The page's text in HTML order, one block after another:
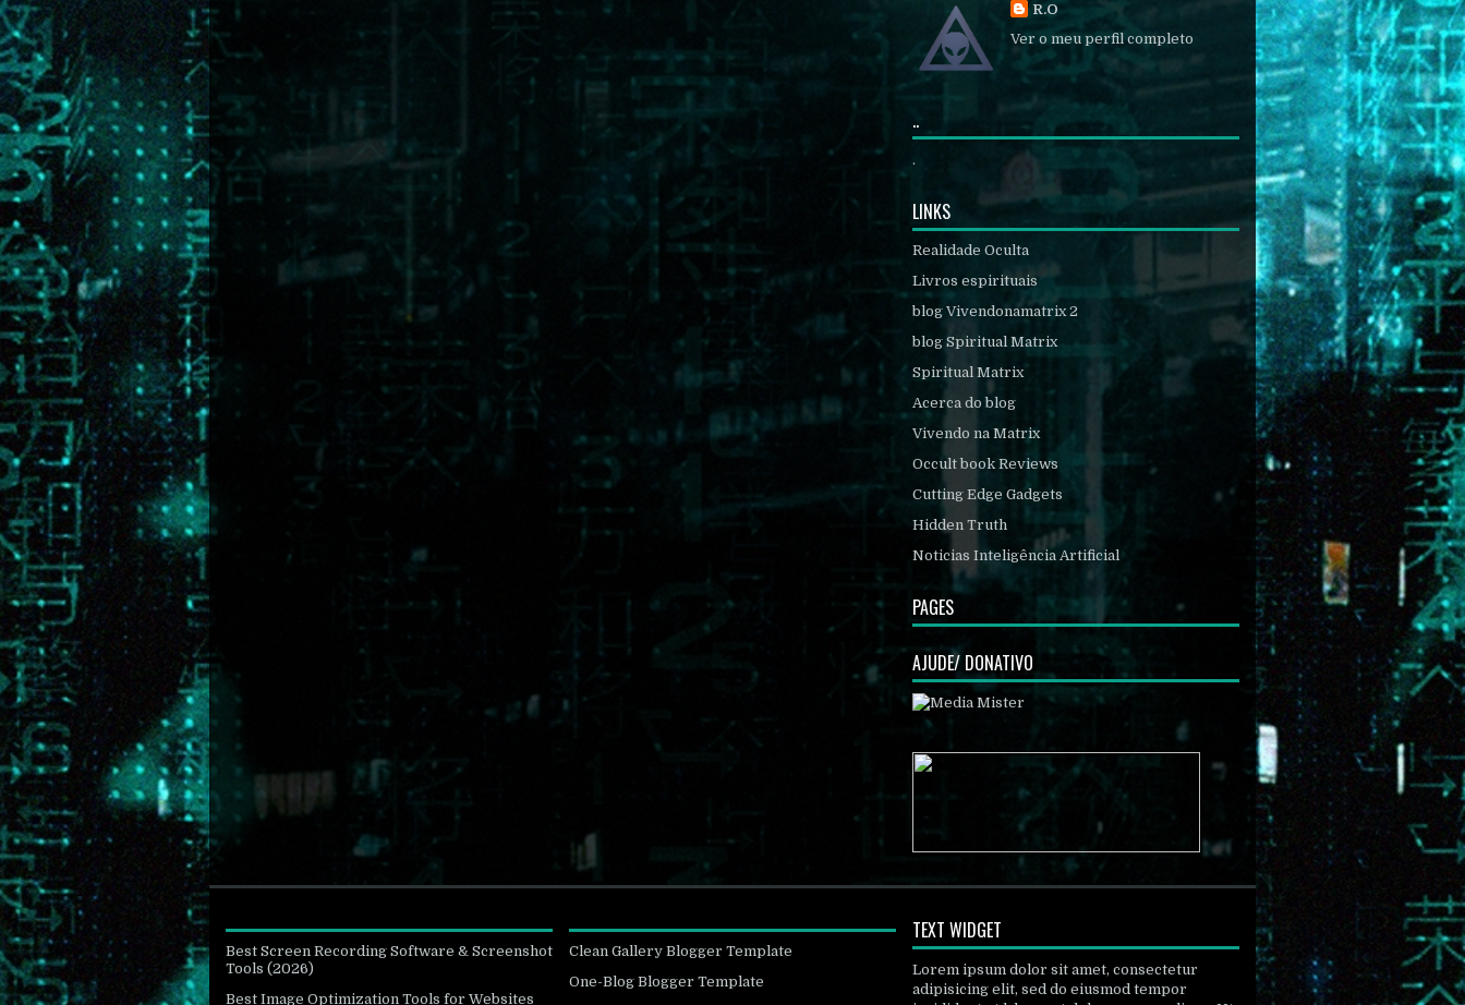
R.O
Ver o meu perfil completo
..
.
LINKS
Realidade Oculta
Livros espirituais
blog Vivendonamatrix 2
blog Spiritual Matrix
Spiritual Matrix
Acerca do blog
Vivendo na Matrix
Occult book Reviews
Cutting Edge Gadgets
Hidden Truth
Noticias Inteligência Artificial
PAGES
AJUDE/ DONATIVO
Best Screen Recording Software & Screenshot
Tools (2026)
Best Image Optimization Tools for Websites
Clean Gallery Blogger Template
One-Blog Blogger Template
TEXT WIDGET
Lorem ipsum dolor sit amet, consectetur
adipisicing elit, sed do eiusmod tempor